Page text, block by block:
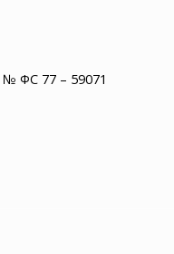
в домовых чатах
ФС 77 – 59071